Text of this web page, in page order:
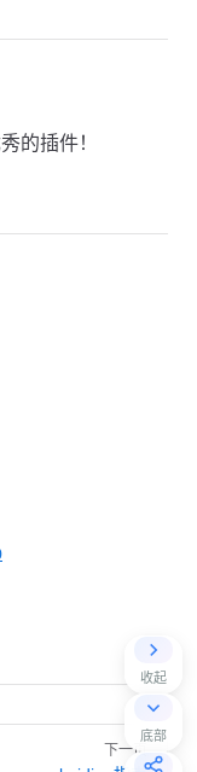
收起
底部
的插件！
下一页